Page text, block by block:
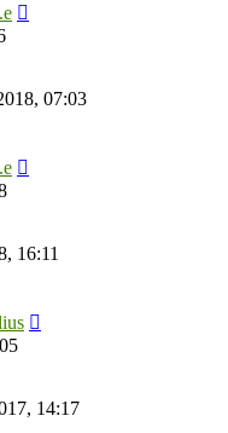
07:03
16:11
14:17